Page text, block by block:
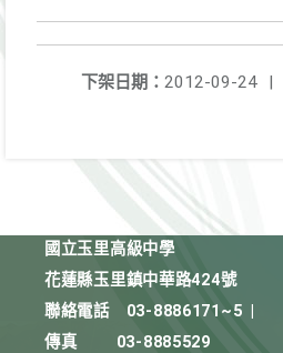
下架日期： 2012-09-24
|
國立玉里高級中學
花蓮縣玉里鎮中華路424號
聯絡電話
03-8886171~5
傳真
03-8885529